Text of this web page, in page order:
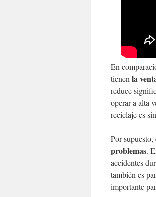
En
tienen la
reduce
operar a alta
reciclaje es
Por
problemas.
accidentes
también es
importante